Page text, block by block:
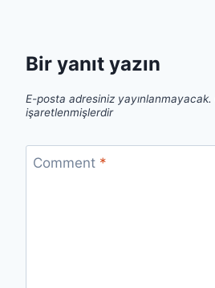
Bir yanıt yazın
E-posta adresiniz yayınlanmayacak.
işaretlenmişlerdir
Comment *